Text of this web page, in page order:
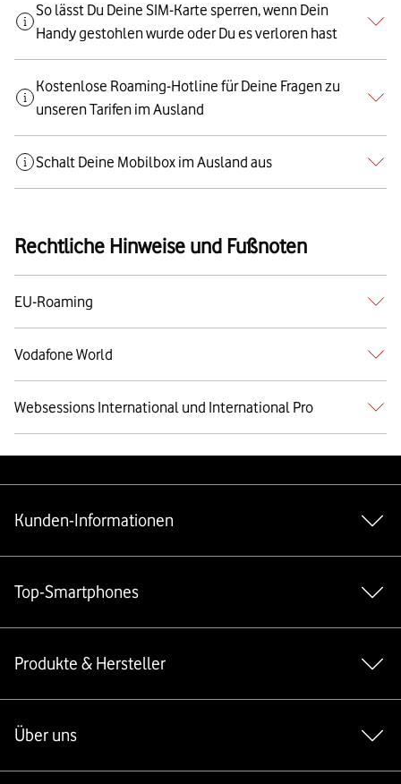
So lässt Du Deine SIM-Karte sperren, wenn Dein
Handy gestohlen wurde oder Du es verloren hast
Kostenlose Roaming-Hotline für Deine Fragen zu
unseren Tarifen im Ausland
Schalt Deine Mobilbox im Ausland aus
Rechtliche Hinweise und Fußnoten
EU-Roaming
Vodafone World
Websessions International und International Pro
Kunden-Informationen
Top-Smartphones
Produkte & Hersteller
Über uns